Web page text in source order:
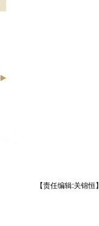
【责任编辑:关锦恒】